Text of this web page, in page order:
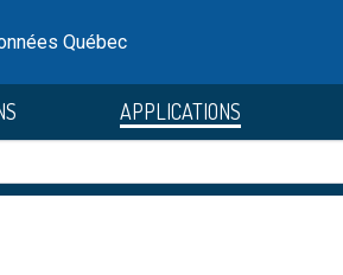
Québec
APPLICATIONS